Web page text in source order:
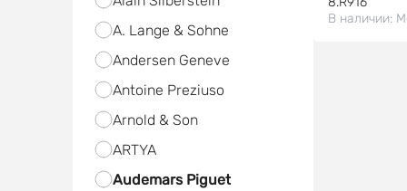
A. Lange & Sohne
Andersen Geneve
Antoine Preziuso
Arnold & Son
ARTYA
Audemars Piguet
В наличии: